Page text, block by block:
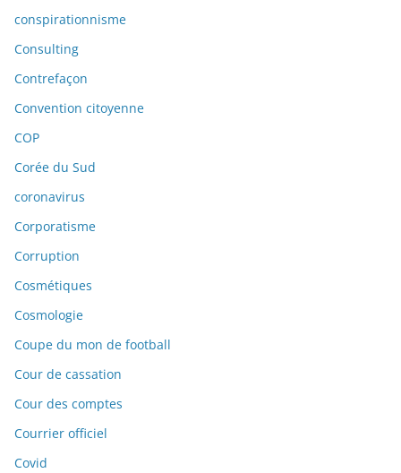
conspirationnisme
Consulting
Contrefaçon
Convention citoyenne
COP
Corée du Sud
coronavirus
Corporatisme
Corruption
Cosmétiques
Cosmologie
Coupe du mon de football
Cour de cassation
Cour des comptes
Courrier officiel
Covid